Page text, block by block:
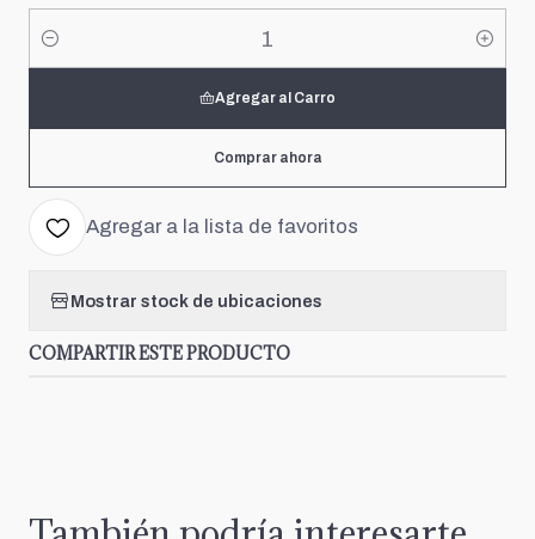
Cantidad
Agregar al Carro
Comprar ahora
Agregar a la lista de favoritos
Mostrar stock de ubicaciones
COMPARTIR ESTE PRODUCTO